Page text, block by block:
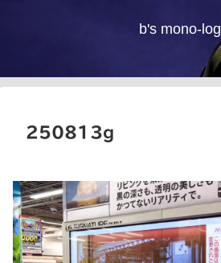
b's mono-log
250813g